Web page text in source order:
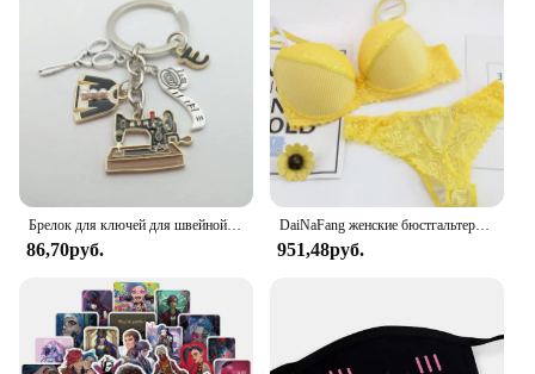
Брелок для ключей для швейной машинки, железная рулетка с измерительными ножницами, цепочка для ключей для платья, хороший подарок для женщин, ювелирные изделия ручной работы
86,70руб.
DaiNaFang женские бюстгальтеры с эффектом пуш-ап, комплект для больших бюстгальтеров, сексуальное кружевное белье, трусики, чашка BCDE, женское семейное белье, французское женское белье
951,48руб.